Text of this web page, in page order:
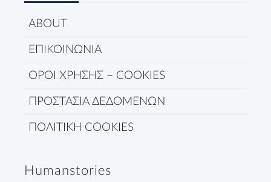
ABOUT
ΕΠΙΚΟΙΝΩΝΙΑ
ΟΡΟΙ ΧΡΗΣΗΣ – COOKIES
ΠΡΟΣΤΑΣΙΑ ΔΕΔΟΜΕΝΩΝ
ΠΟΛΙΤΙΚΗ COOKIES
Humanstories